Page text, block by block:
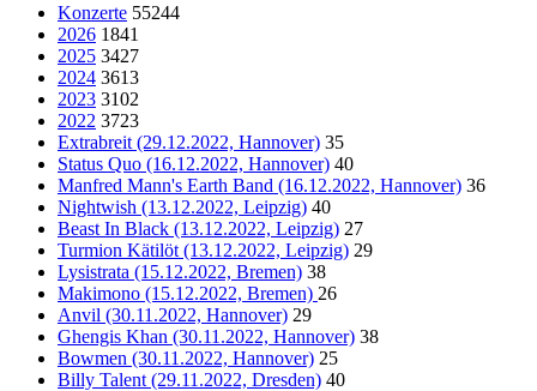
Konzerte 55244
2026 1841
2025 3427
2024 3613
2023 3102
2022 3723
Extrabreit (29.12.2022, Hannover) 35
Status Quo (16.12.2022, Hannover) 40
Manfred Mann's Earth Band (16.12.2022, Hannover) 36
Nightwish (13.12.2022, Leipzig) 40
Beast In Black (13.12.2022, Leipzig) 27
Turmion Kätilöt (13.12.2022, Leipzig) 29
Lysistrata (15.12.2022, Bremen) 38
Makimono (15.12.2022, Bremen) 26
Anvil (30.11.2022, Hannover) 29
Ghengis Khan (30.11.2022, Hannover) 38
Bowmen (30.11.2022, Hannover) 25
Billy Talent (29.11.2022, Dresden) 40